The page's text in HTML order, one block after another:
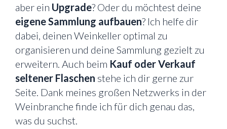
aber ein Upgrade? Oder du möchtest deine
eigene Sammlung aufbauen? Ich helfe dir
dabei, deinen Weinkeller optimal zu
organisieren und deine Sammlung gezielt zu
erweitern. Auch beim Kauf oder Verkauf
seltener Flaschen stehe ich dir gerne zur
Seite. Dank meines großen Netzwerks in der
Weinbranche finde ich für dich genau das,
was du suchst.